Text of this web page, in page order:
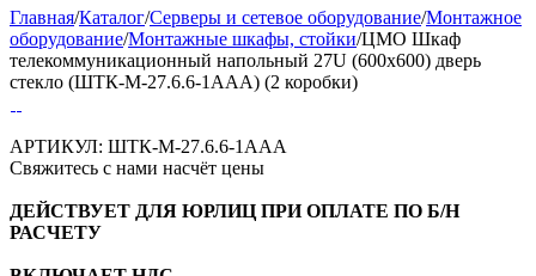
Главная/Каталог/Серверы и сетевое оборудование/Монтажное
оборудование/Монтажные шкафы, стойки/ЦМО Шкаф
телекоммуникационный напольный 27U (600x600) дверь
стекло (ШТК-M-27.6.6-1AAA) (2 коробки)
АРТИКУЛ: ШТК-М-27.6.6-1ААА
Свяжитесь с нами насчёт цены
ДЕЙСТВУЕТ ДЛЯ ЮРЛИЦ ПРИ ОПЛАТЕ ПО Б/Н
РАСЧЕТУ